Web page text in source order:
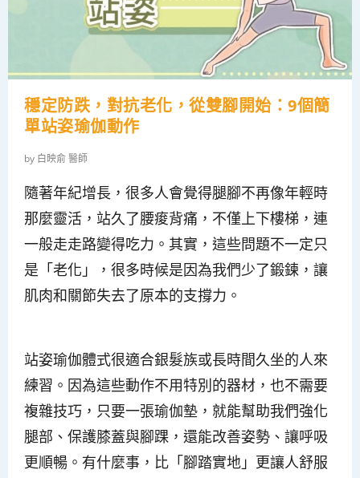
穩定防跌，對抗老化，從雙腳開始：9個簡
單站姿瑜伽動作
by 白映俞 醫師
隨著年紀增長，很多人會覺得腿腳不再像年輕時
那麼靈活，站久了腰痠背痛，不僅上下樓梯，連
一般走走路變得吃力。其實，這些問題不一定只
是「老化」，很多時候是因為我們少了鍛鍊，讓
肌肉和關節失去了原本的支撐力。
站姿瑜伽體式很適合銀髮族或長時間久坐的人來
練習。因為這些動作不用特別的器材，也不需要
複雜技巧，只要一張瑜伽墊，就能幫助我們強化
腿部、保護膝蓋與腳踝，還能改善姿勢、讓呼吸
更順暢。有什麼事，比「腳踏實地」更讓人舒服